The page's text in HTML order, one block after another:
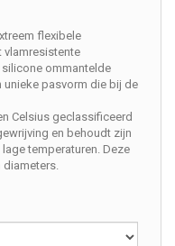
flexibele
vlamresistente
ommantelde
unieke pasvorm die bij de
Celsius geclassificeerd
en behoudt zijn
temperaturen. Deze
diameters.